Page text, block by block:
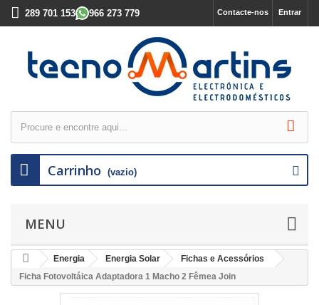
Entrar
Contacte-nos
289 701 153 966 273 779
Carrinho (vazio)
MENU
Energia Energia Solar
Fichas e Acessórios
Ficha Fotovoltáica Adaptadora 1 Macho 2 Fêmea Join